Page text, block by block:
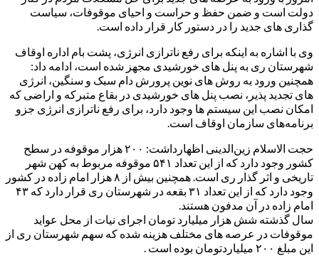
دولت است و ضمن حفظ و حراست و احیای موقوفات، سیاست
گذاری های جدید را در دستور کار قرار داده است.
وی با اشاره به اینکه برای رفع ناترازی انرژی، پشت بام اداره اوقاف
شهرستان ری به پنل های خورشیدی مجهز شده است، ادامه داد:
همچنین ورود به روش های نوین پرورش دام سبک و سنگین، انرژی
های تجدید پذیر، نصب پنل های خورشیدی در بقاع متبرکه و اراضی که
امکان نصب این سیستم ها وجود دارد، برای رفع ناترازی انرژی جزو
برنامه‌های سازمان اوقاف است.
حجت الاسلام زین‌الدینی اظهارداشت: ۲۰۰ هزار موقوفه در سطح
کشور وجود دارد که از این تعداد ۵۴۱ موقوفه مربوط به کهن شهر
تاریخی و اثر گذار ری است. همچنین بیش از ۸ هزار امام زاده در کشور
وجود دارد که از این تعداد ۳۱ بقعه در شهرستان ری قرار دارد که ۴۳
امام زاده در آن مدفون هستند.
سال گذشته شش هزار میلیارد تومان اجرای نیات از محل عواید
موقوفات در عرصه های مختلف هزینه شده که سهم شهرستان ری از
این مبلغ ۲۰۰ میلیاردتومان بوده است .